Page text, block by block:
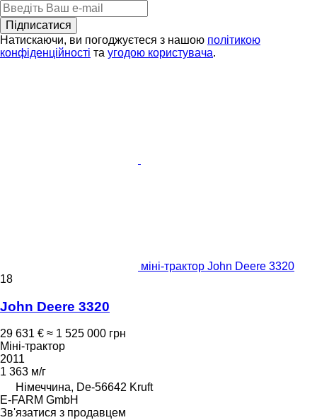
Підписатися
Натискаючи, ви погоджуєтеся з нашою політикою
конфіденційності та угодою користувача.
міні-трактор John Deere 3320
18
John Deere 3320
29 631 € ≈ 1 525 000 грн
Міні-трактор
2011
1 363 м/г
Німеччина, De-56642 Kruft
E-FARM GmbH
Зв'язатися з продавцем